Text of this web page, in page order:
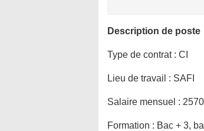
Description de poste
Type de contrat : CI
Lieu de travail : SAFI
Salaire mensuel :
Formation : Bac + 3,